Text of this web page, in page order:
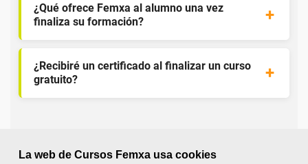
La web de Cursos Femxa usa cookies
¿Qué ofrece Femxa al alumno una vez
finaliza su formación?
¿Recibiré un certificado al finalizar un curso
gratuito?